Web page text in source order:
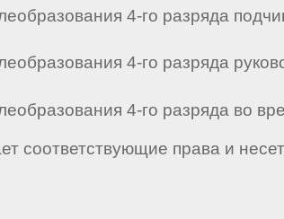
4-го разряда
4-го разряда
4-го разряда во
соответствующие права и